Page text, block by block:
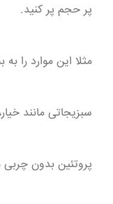
پر حجم پر کنید.
مثلا این موارد را
سبزیجاتی مانند
پروتئین بدون